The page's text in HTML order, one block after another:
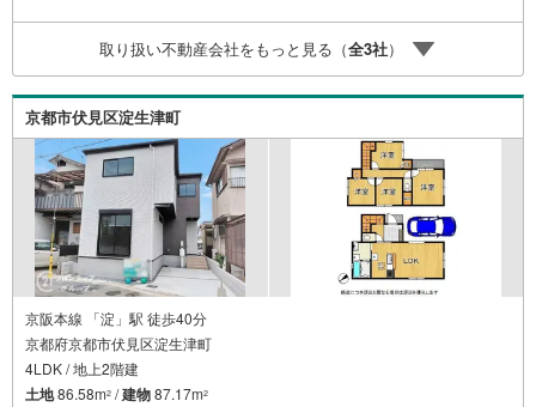
銀行と繋がりがあるため、最も低金利になるように審査が
可能！4.物件のお引渡し後に必要になったお家のリフォー
ムも弊社のリフォームプランナーがご提案！弊社は専門家
同士が連携をとっているため、より多くの知見がございま
す。お気軽にお問合せください！
取り扱い不動産会社をもっと見る（全3社）
京都市伏見区淀生津町
京阪本線 「淀」駅 徒歩40分
京都府京都市伏見区淀生津町
4LDK / 地上2階建
土地86.58m2 /建物87.17m2